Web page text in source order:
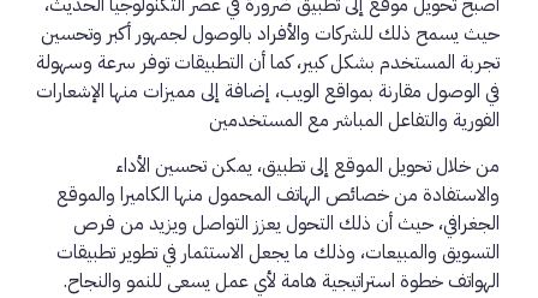
حيث يسمح ذلك للشركات والأفراد بالوصول لجمهور أكبر وتحسين
تجربة المستخدم بشكل كبير، كما أن التطبيقات توفر سرعة وسهولة
في الوصول مقارنة بمواقع الويب، إضافة إلى مميزات منها الإشعارات
الفورية والتفاعل المباشر مع المستخدمين
من خلال تحويل الموقع إلى تطبيق، يمكن تحسين الأداء
والاستفادة من خصائص الهاتف المحمول منها الكاميرا والموقع
الجغرافي، حيث أن ذلك التحول يعزز التواصل ويزيد من فرص
التسويق والمبيعات، وذلك ما يجعل الاستثمار في تطوير تطبيقات
الهواتف خطوة استراتيجية هامة لأي عمل يسعى للنمو والنجاح.